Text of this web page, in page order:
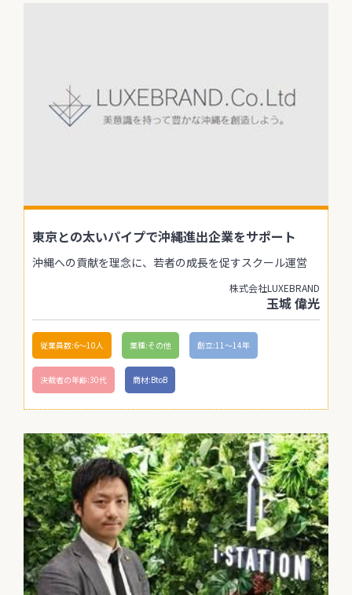
東京との太いパイプで沖縄進出企業をサポート
沖縄への貢献を理念に、若者の成長を促すスクール運営
株式会社LUXEBRAND
玉城 偉光
従業員数:6～10人 業種:その他 創立:11〜14年
決裁者の年齢:30代 商材:BtoB